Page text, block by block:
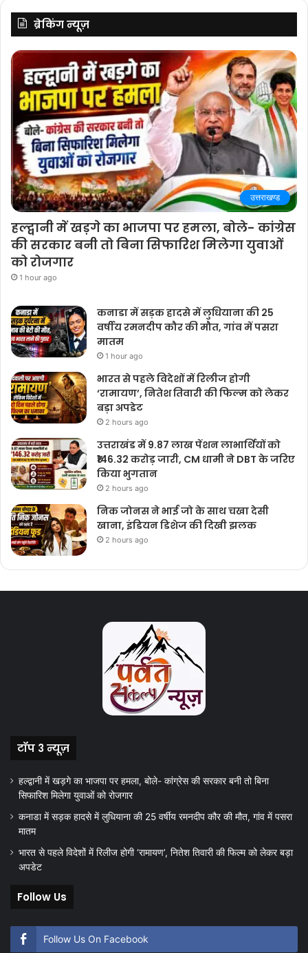
ब्रेकिंग न्यूज़
उत्तराखण्ड
हल्द्वानी में खड़गे का भाजपा पर हमला, बोले- कांग्रेस
की सरकार बनी तो बिना सिफारिश मिलेगा युवाओं
को रोजगार
1 hour ago
कनाडा में सड़क हादसे में लुधियाना की 25
वर्षीय रमनदीप कौर की मौत, गांव में पसरा
मातम
1 hour ago
भारत से पहले विदेशों में रिलीज होगी
‘रामायण’, नितेश तिवारी की फिल्म को लेकर
बड़ा अपडेट
2 hours ago
उत्तराखंड में 9.87 लाख पेंशन लाभार्थियों को
₹146.32 करोड़ जारी, CM धामी ने DBT के जरिए
किया भुगतान
2 hours ago
निक जोनस ने भाई जो के साथ चखा देसी
खाना, इंडियन डिशेज की दिखी झलक
2 hours ago
टॉप 3 न्यूज़
हल्द्वानी में खड़गे का भाजपा पर हमला, बोले- कांग्रेस की सरकार बनी तो बिना
सिफारिश मिलेगा युवाओं को रोजगार
कनाडा में सड़क हादसे में लुधियाना की 25 वर्षीय रमनदीप कौर की मौत, गांव में पसरा
मातम
भारत से पहले विदेशों में रिलीज होगी ‘रामायण’, नितेश तिवारी की फिल्म को लेकर बड़ा
अपडेट
Follow Us
Follow Us On Facebook